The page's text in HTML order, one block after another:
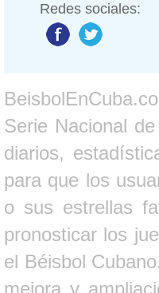
Redes sociales:
Serie Nacional
diarios,
para que los
o sus estrellas
pronosticar los
el Béisbol
mejora y